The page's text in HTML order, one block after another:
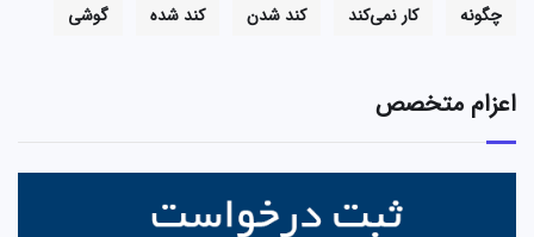
چگونه
کار نمی‌کند کند شدن کند شده گوشی
اعزام متخصص